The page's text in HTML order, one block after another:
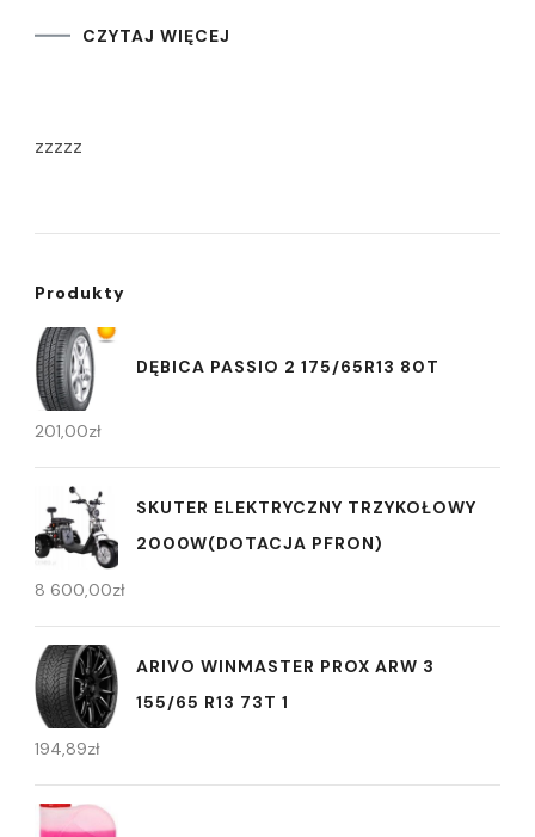
CZYTAJ WIĘCEJ
zzzzz
Produkty
DĘBICA PASSIO 2 175/65R13 80T
201,00zł
SKUTER ELEKTRYCZNY TRZYKOŁOWY
2000W(DOTACJA PFRON)
8 600,00zł
ARIVO WINMASTER PROX ARW 3
155/65 R13 73T 1
194,89zł